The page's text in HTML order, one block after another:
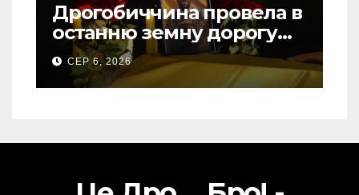
Дрогобиччина провела в
останню земну дорогу
свого Захисника – Олега
Торського
СЕР 6, 2026